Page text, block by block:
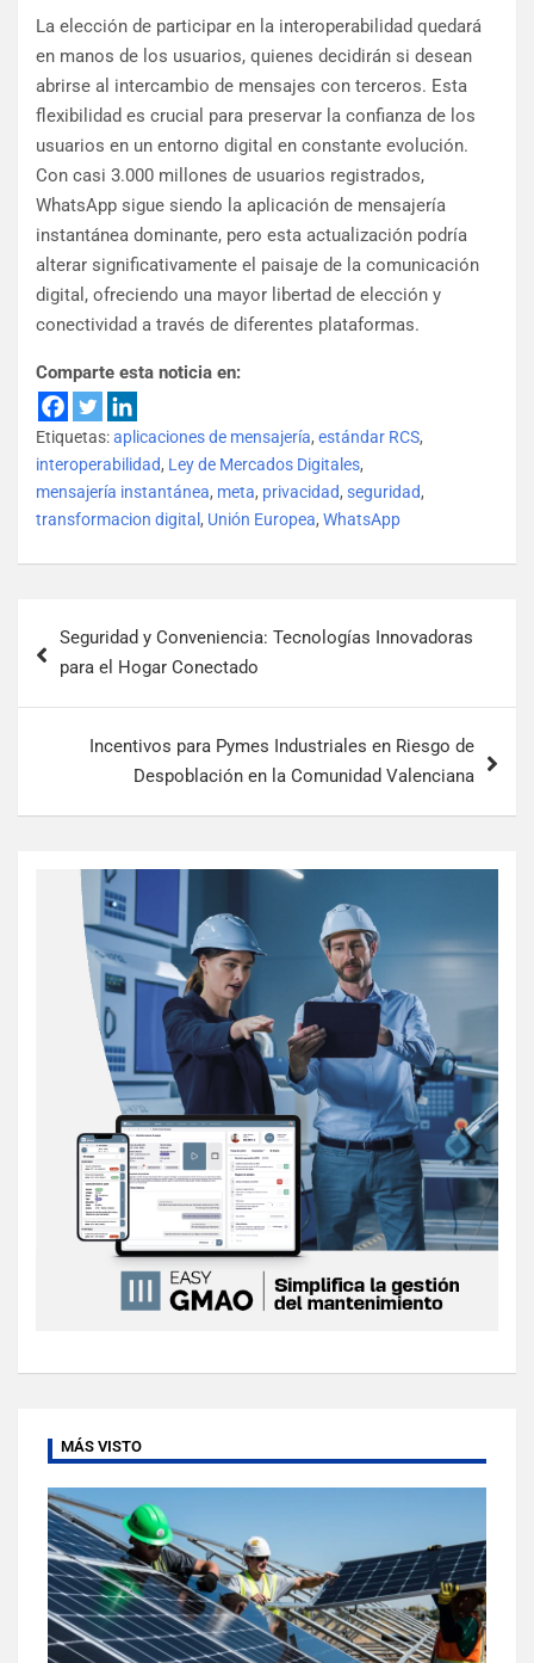
La elección de participar en la interoperabilidad quedará
en manos de los usuarios, quienes decidirán si desean
abrirse al intercambio de mensajes con terceros. Esta
flexibilidad es crucial para preservar la confianza de los
usuarios en un entorno digital en constante evolución.
Con casi 3.000 millones de usuarios registrados,
WhatsApp sigue siendo la aplicación de mensajería
instantánea dominante, pero esta actualización podría
alterar significativamente el paisaje de la comunicación
digital, ofreciendo una mayor libertad de elección y
conectividad a través de diferentes plataformas.
Comparte esta noticia en:
Etiquetas:aplicaciones de mensajería, estándar RCS,
interoperabilidad, Ley de Mercados Digitales,
mensajería instantánea, meta, privacidad, seguridad,
transformacion digital , Unión Europea, WhatsApp
Seguridad y Conveniencia: Tecnologías Innovadoras
para el Hogar Conectado
Incentivos para Pymes Industriales en Riesgo de
Despoblación en la Comunidad Valenciana
MÁS VISTO